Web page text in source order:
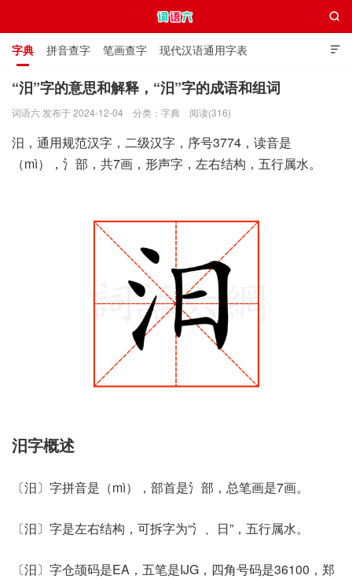

字典 拼音查字 笔画查字 现代汉语通用字表
通用规范汉字表 叠字大全 独体字大全 极简英语词典

“汨”字的意思和解释，“汨”字的成语和组词
词语六 发布于 2024-12-04 分类： 字典 阅读(316)
汨，通用规范汉字，二级汉字，序号3774，读音是
（mì），氵部，共7画，形声字，左右结构，五行属水。
汨字概述
〔汨〕字拼音是（mì），部首是氵部，总笔画是7画。
〔汨〕字是左右结构，可拆字为“氵、日”，五行属水。
〔汨〕字仓颉码是EA，五笔是IJG，四角号码是36100，郑